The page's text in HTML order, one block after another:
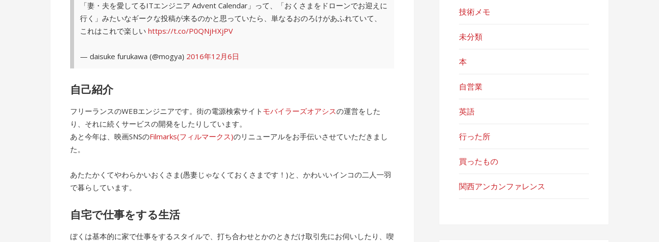
「妻・夫を愛してるITエンジニア Advent Calendar」って、「おくさまをドローンでお迎えに
行く」みたいなギークな投稿が来るのかと思っていたら、単なるおのろけがあふれていて、
これはこれで楽しい https://t.co/P0QNjHXjPV
— daisuke furukawa (@mogya) 2016年12月6日
自己紹介
フリーランスのWEBエンジニアです。街の電源検索サイト モバイラーズオアシスの運営をした
り、それに続くサービスの開発をしたりしています。
あと今年は、映画SNSのFilmarks(フィルマークス)のリニューアルをお手伝いさせていただきまし
た。
あたたかくてやわらかいおくさま(愚妻じゃなくておくさまです！)と、かわいいインコの二人一羽
で暮らしています。
自宅で仕事をする生活
ぼくは基本的に家で仕事をするスタイルで、打ち合わせとかのときだけ取引先にお伺いしたり、喫
技術メモ
未分類
本
自営業
英語
行った所
買ったもの
関西アンカンファレンス